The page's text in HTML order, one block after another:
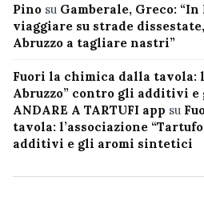
Pino su Gamberale, Greco:
viaggiare su strade
Abruzzo a tagliare nastri”
Fuori la chimica dalla tavola:
Abruzzo” contro gli additivi
ANDARE A TARTUFI app su
tavola: l’associazione
additivi e gli aromi sintetici